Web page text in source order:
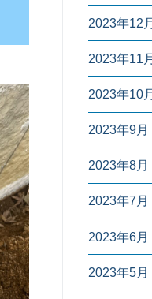
2023年12月
2023年11月
2023年10月
2023年9月
2023年8月
2023年7月
2023年6月
2023年5月